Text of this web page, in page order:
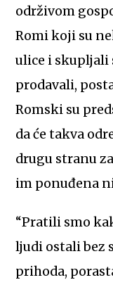
održivom
Romi koji su
ulice i skupljali
prodavali,
Romski su
da će takva
drugu stranu
im ponuđena
“Pratili smo
ljudi ostali bez
prihoda,